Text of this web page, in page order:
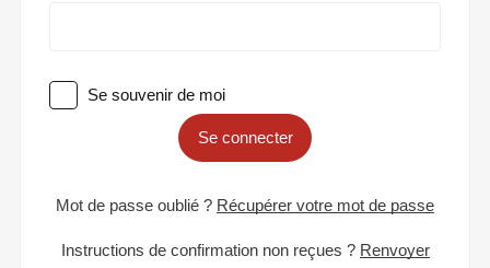
Se souvenir de moi
Se connecter
Mot de passe oublié ? Récupérer votre mot de passe
Instructions de confirmation non reçues ? Renvoyer